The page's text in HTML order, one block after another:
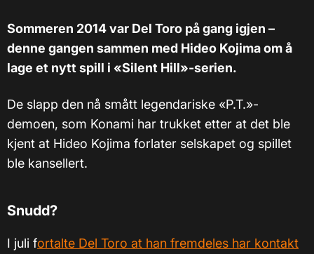
Sommeren 2014 var Del Toro på gang igjen –
denne gangen sammen med Hideo Kojima om å
lage et nytt spill i «Silent Hill»-serien.
De slapp den nå smått legendariske «P.T.»-
demoen, som Konami har trukket etter at det ble
kjent at Hideo Kojima forlater selskapet og spillet
ble kansellert.
Snudd?
I juli fortalte Del Toro at han fremdeles har kontakt